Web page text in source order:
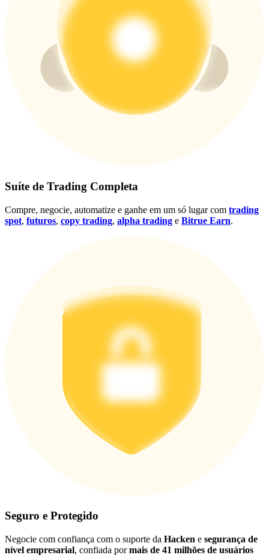
Centro de recompensas
Inscrever-se
Suíte de Trading Completa
Compre, negocie, automatize e ganhe em um só lugar com trading
spot, futuros, copy trading, alpha trading e Bitrue Earn.
Seguro e Protegido
Negocie com confiança com o suporte da Hacken e segurança de
nível empresarial, confiada pormais de 41 milhões de usuários